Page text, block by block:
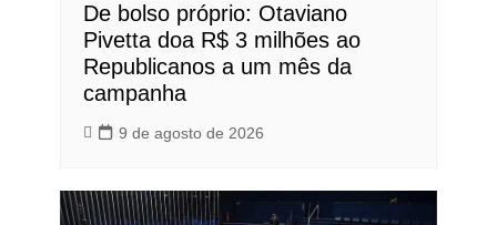
De bolso próprio: Otaviano
Pivetta doa R$ 3 milhões ao
Republicanos a um mês da
campanha
9 de agosto de 2026